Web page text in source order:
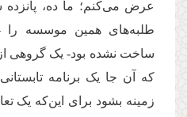
عرض می‌کنم؛ ما ده،
طلبه‌های همین موسسه را
ساخت نشده بود- یک گروهی از
که آن جا یک برنامه
زمینه بشود برای این‌که یک